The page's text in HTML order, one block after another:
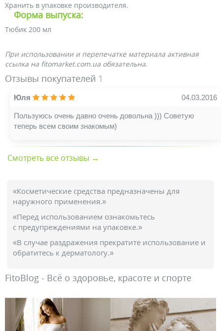
Хранить в упаковке производителя.
Форма выпуска:
Тюбик 200 мл
При использовании и перепечатке материала активная
ссылка на fitomarket.com.ua обязательна.
Отзывы покупателей 1
Юля 04.03.2016
Пользуюсь очень давно очень довольна ))) Советую
теперь всем своим знакомым)
Смотреть все отзывы →
«Косметические средства предназначены для
наружного применения.»
«Перед использованием ознакомьтесь
с предупреждениями на упаковке.»
«В случае раздражения прекратите использование и
обратитесь к дерматологу.»
FitoBlog - Всё о здоровье, красоте и спорте